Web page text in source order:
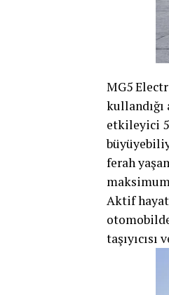
MG5
etkileyici
ferah
Aktif